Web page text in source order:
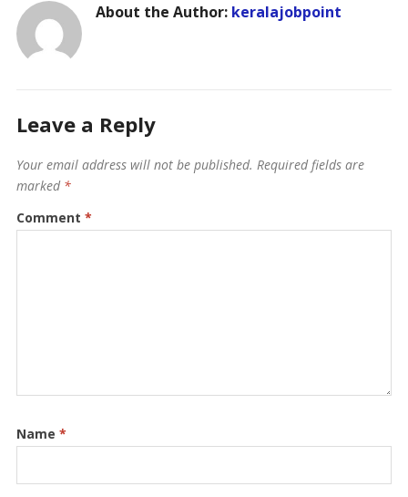
About the Author: keralajobpoint
Leave a Reply
Your email address will not be published. Required fields are
marked *
Comment *
Name *